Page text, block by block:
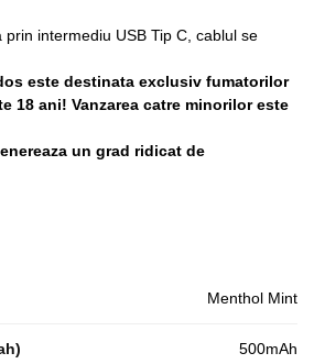
prin intermediu USB Tip C, cablul se
este destinata exclusiv fumatorilor
18 ani! Vanzarea catre minorilor este
un grad ridicat de
Menthol Mint
500mAh